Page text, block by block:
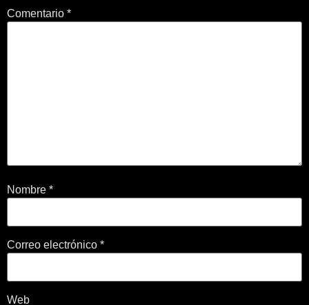
Comentario *
Nombre *
Correo electrónico *
Web